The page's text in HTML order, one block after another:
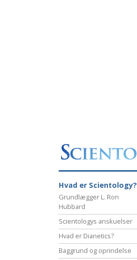
Hvad er Scientology?
Grundlægger L. Ron
Hubbard
Scientologys anskuelser
Hvad er Dianetics?
Baggrund og oprindelse